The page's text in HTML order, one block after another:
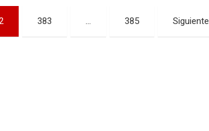
383 … 385 Siguiente